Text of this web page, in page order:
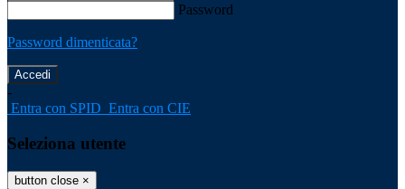
Password
Password dimenticata?
-
Entra con SPID Entra con CIE
Seleziona utente
button close ×